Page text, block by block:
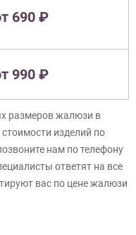
690 ₽
990 ₽
размеров жалюзи в
изделий по
нам по телефону
ответят на все
вас по цене жалюзи